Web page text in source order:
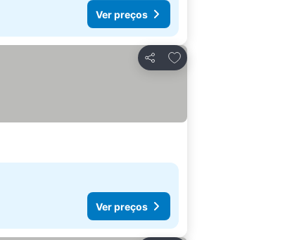
Ver preços
Partilhar
Adicionar aos favoritos
Ver preços